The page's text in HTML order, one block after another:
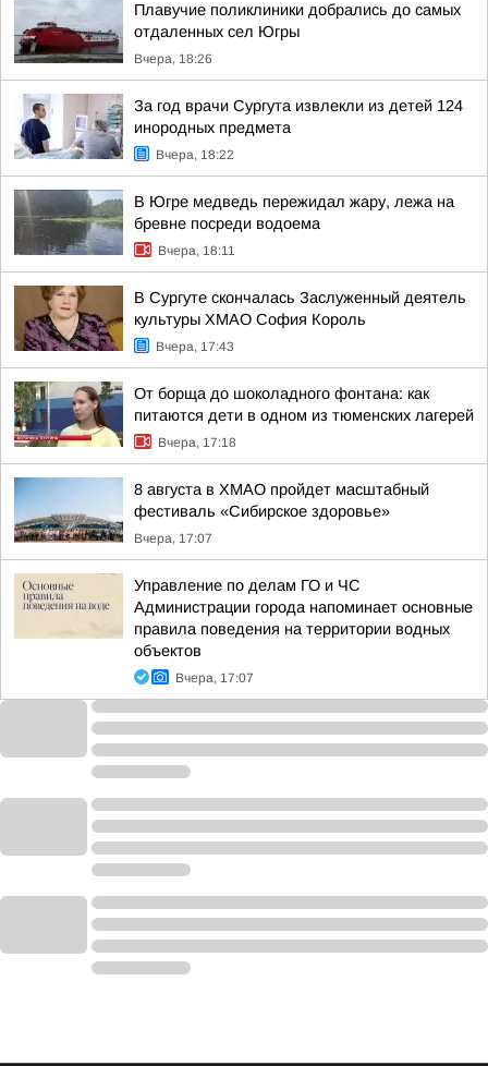
Плавучие поликлиники добрались до самых
отдаленных сел Югры
Вчера, 18:26
За год врачи Сургута извлекли из детей 124
инородных предмета
Вчера, 18:22
В Югре медведь пережидал жару, лежа на
бревне посреди водоема
Вчера, 18:11
В Сургуте скончалась Заслуженный деятель
культуры ХМАО София Король
Вчера, 17:43
От борща до шоколадного фонтана: как
питаются дети в одном из тюменских лагерей
Вчера, 17:18
8 августа в ХМАО пройдет масштабный
фестиваль «Сибирское здоровье»
Вчера, 17:07
Управление по делам ГО и ЧС
Администрации города напоминает основные
правила поведения на территории водных
объектов
Вчера, 17:07